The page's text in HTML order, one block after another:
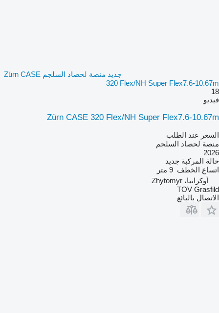
جديد منصة لحصاد السلجم Zürn CASE
320 Flex/NH Super Flex7.6-10.67m
18
فيديو
Zürn CASE 320 Flex/NH Super Flex7.6-10.67m
السعر عند الطلب
منصة لحصاد السلجم
2026
حالة المركبة جديد
اتساع الخطف 9 متر
أوكرانيا، Zhytomyr
TOV Grasfild
الاتصال بالبائع